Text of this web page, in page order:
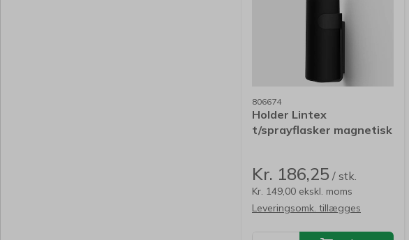
806674
Holder Lintex
t/sprayflasker magnetisk
Kr. 186,25 / stk.
Kr. 149,00 ekskl. moms
Leveringsomk. tillægges